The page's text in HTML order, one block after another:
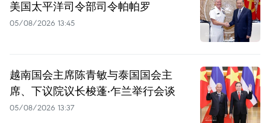
美国太平洋司令部司令帕帕罗
05/08/2026 13:45
越南国会主席陈青敏与泰国国会主
席、下议院议长梭蓬·乍兰举行会谈
05/08/2026 13:37